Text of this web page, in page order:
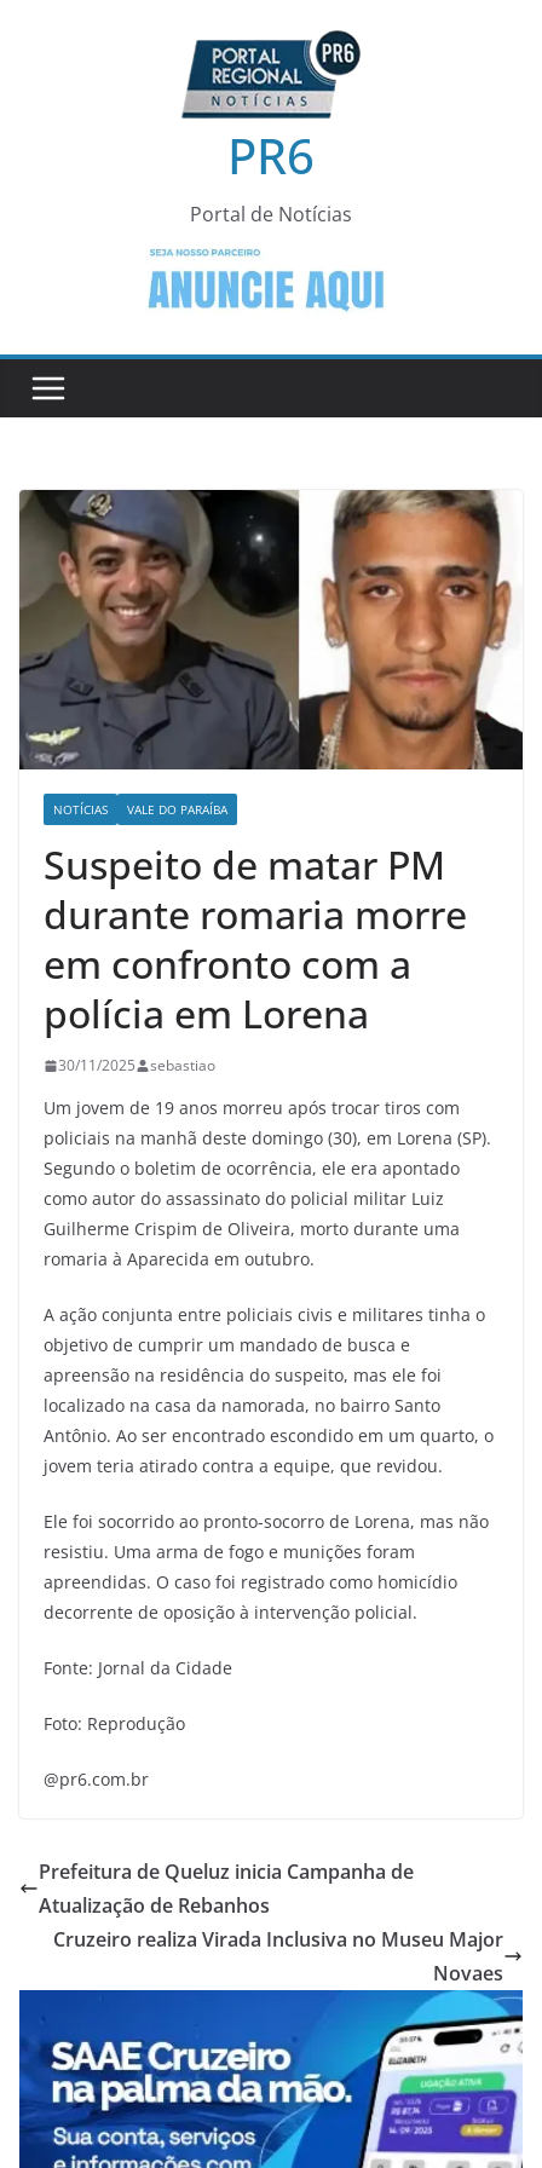
PR6
Portal de Notícias
NOTÍCIAS VALE DO PARAÍBA
Suspeito de matar PM
durante romaria morre
em confronto com a
polícia em Lorena
30/11/2025 sebastiao
Um jovem de 19 anos morreu após trocar tiros com
policiais na manhã deste domingo (30), em Lorena (SP).
Segundo o boletim de ocorrência, ele era apontado
como autor do assassinato do policial militar Luiz
Guilherme Crispim de Oliveira, morto durante uma
romaria à Aparecida em outubro.
A ação conjunta entre policiais civis e militares tinha o
objetivo de cumprir um mandado de busca e
apreensão na residência do suspeito, mas ele foi
localizado na casa da namorada, no bairro Santo
Antônio. Ao ser encontrado escondido em um quarto, o
jovem teria atirado contra a equipe, que revidou.
Ele foi socorrido ao pronto-socorro de Lorena, mas não
resistiu. Uma arma de fogo e munições foram
apreendidas. O caso foi registrado como homicídio
decorrente de oposição à intervenção policial.
Fonte: Jornal da Cidade
Foto: Reprodução
@pr6.com.br
Prefeitura de Queluz inicia Campanha de
Atualização de Rebanhos
Cruzeiro realiza Virada Inclusiva no Museu Major
Novaes